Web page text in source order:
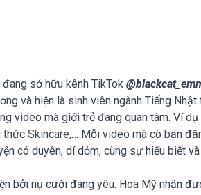
sở hữu kênh TikTok
và hiện là sinh viên ngành Tiếng Nhật
video mà giới trẻ đang quan tâm. Ví
Skincare,… Mỗi video mà cô bạn
có duyên, dí dỏm, cùng sự hiểu biết
bởi nụ cười đáng yêu. Hoa Mỹ nhận